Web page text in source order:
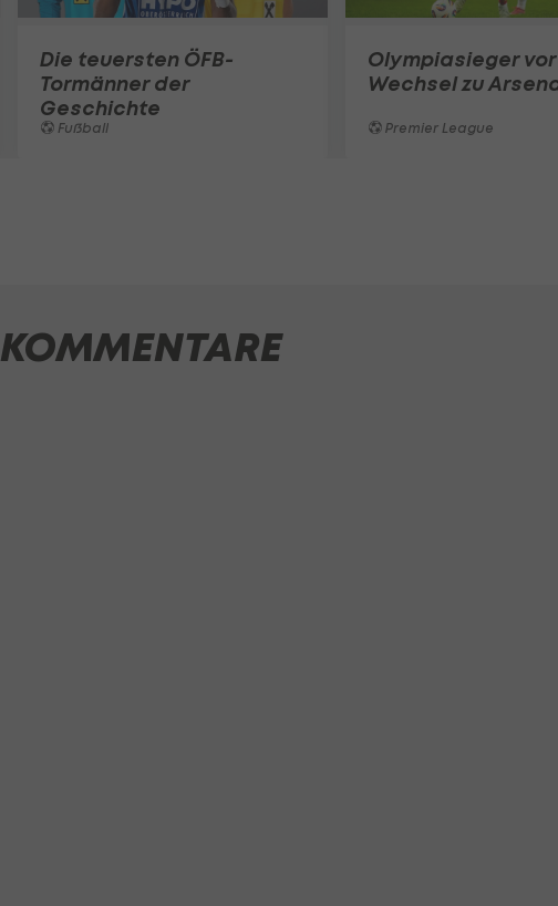
Die teuersten ÖFB-
Tormänner der
Geschichte
Fußball
Olympiasieger vor
Wechsel zu
Premier League
KOMMENTARE